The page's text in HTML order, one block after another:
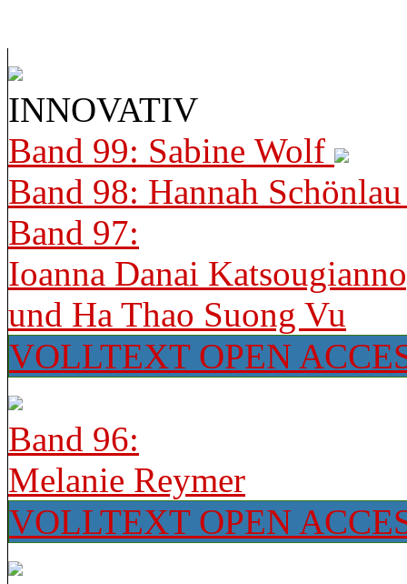
INNOVATIV
Band 99: Sabine Wolf
Band 98: Hannah
Band 97:
Ioanna Danai
und Ha Thao Suong Vu
VOLLTEXT OPEN
Band 96:
Melanie Reymer
VOLLTEXT OPEN